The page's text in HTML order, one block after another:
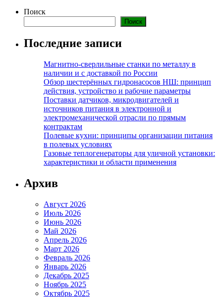
Поиск
Поиск
Последние записи
Магнитно-сверлильные станки по металлу в
наличии и с доставкой по России
Обзор шестерённых гидронасосов НШ: принцип
действия, устройство и рабочие параметры
Поставки датчиков, микродвигателей и
источников питания в электронной и
электромеханической отрасли по прямым
контрактам
Полевые кухни: принципы организации питания
в полевых условиях
Газовые теплогенераторы для уличной установки:
характеристики и области применения
Архив
Август 2026
Июль 2026
Июнь 2026
Май 2026
Апрель 2026
Март 2026
Февраль 2026
Январь 2026
Декабрь 2025
Ноябрь 2025
Октябрь 2025